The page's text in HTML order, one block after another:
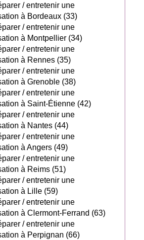
/ entretenir une
à Bordeaux (33)
/ entretenir une
à Montpellier (34)
/ entretenir une
à Rennes (35)
/ entretenir une
à Grenoble (38)
/ entretenir une
à Saint-Étienne (42)
/ entretenir une
à Nantes (44)
/ entretenir une
à Angers (49)
/ entretenir une
à Reims (51)
/ entretenir une
à Lille (59)
/ entretenir une
à Clermont-Ferrand (63)
/ entretenir une
à Perpignan (66)